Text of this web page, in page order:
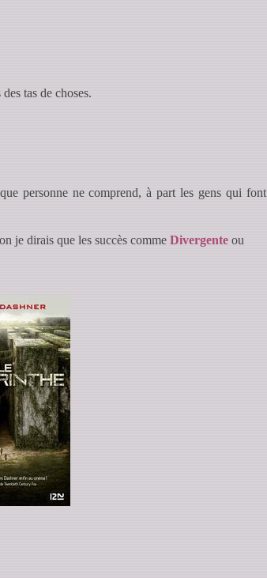
tas de choses.
personne ne comprend, à part les gens qui font
je dirais que les succès comme Divergente ou